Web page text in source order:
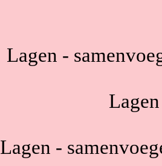
Lagen -
Lagen -